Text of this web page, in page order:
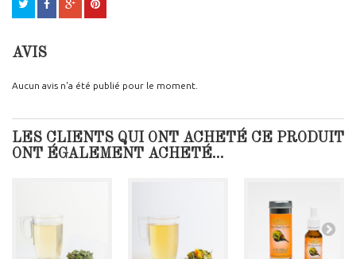
AVIS
Aucun avis n'a été publié pour le moment.
LES CLIENTS QUI ONT ACHETÉ CE PRODUIT
ONT ÉGALEMENT ACHETÉ...